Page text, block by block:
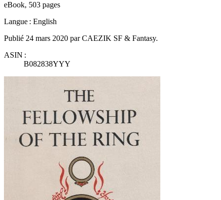
eBook, 503 pages
Langue : English
Publié 24 mars 2020 par CAEZIK SF & Fantasy.
ASIN :
B082838YYY